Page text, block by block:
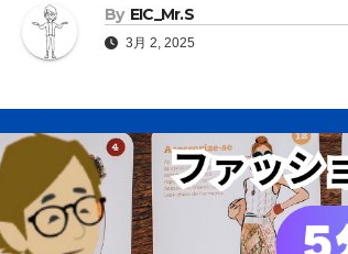
By EIC_Mr.S
3月 2, 2025